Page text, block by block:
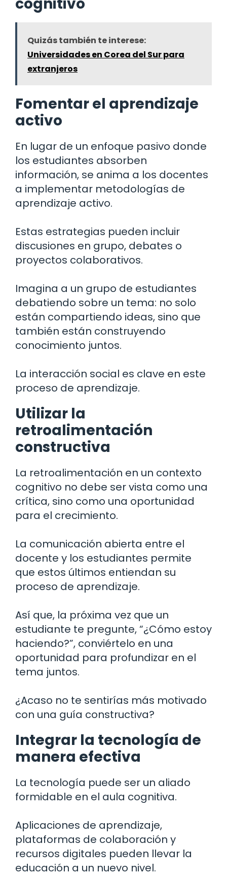
Quizás también te interese:
Universidades en Corea del Sur para
extranjeros
Fomentar el aprendizaje
activo
En lugar de un enfoque pasivo donde
los estudiantes absorben
información, se anima a los docentes
a implementar metodologías de
aprendizaje activo.
Estas estrategias pueden incluir
discusiones en grupo, debates o
proyectos colaborativos.
Imagina a un grupo de estudiantes
debatiendo sobre un tema: no solo
están compartiendo ideas, sino que
también están construyendo
conocimiento juntos.
La interacción social es clave en este
proceso de aprendizaje.
Utilizar la
retroalimentación
constructiva
La retroalimentación en un contexto
cognitivo no debe ser vista como una
crítica, sino como una oportunidad
para el crecimiento.
La comunicación abierta entre el
docente y los estudiantes permite
que estos últimos entiendan su
proceso de aprendizaje.
Así que, la próxima vez que un
estudiante te pregunte, “¿Cómo estoy
haciendo?”, conviértelo en una
oportunidad para profundizar en el
tema juntos.
¿Acaso no te sentirías más motivado
con una guía constructiva?
Integrar la tecnología de
manera efectiva
La tecnología puede ser un aliado
formidable en el aula cognitiva.
Aplicaciones de aprendizaje,
plataformas de colaboración y
recursos digitales pueden llevar la
educación a un nuevo nivel.